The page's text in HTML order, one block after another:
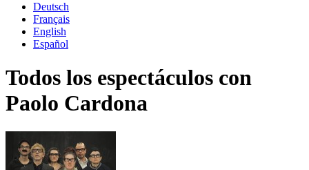
Deutsch
Français
English
Español
Todos los espectáculos con
Paolo Cardona